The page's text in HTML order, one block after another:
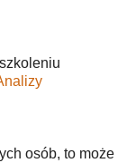
osób, to może